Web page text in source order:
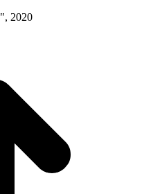
", 2020